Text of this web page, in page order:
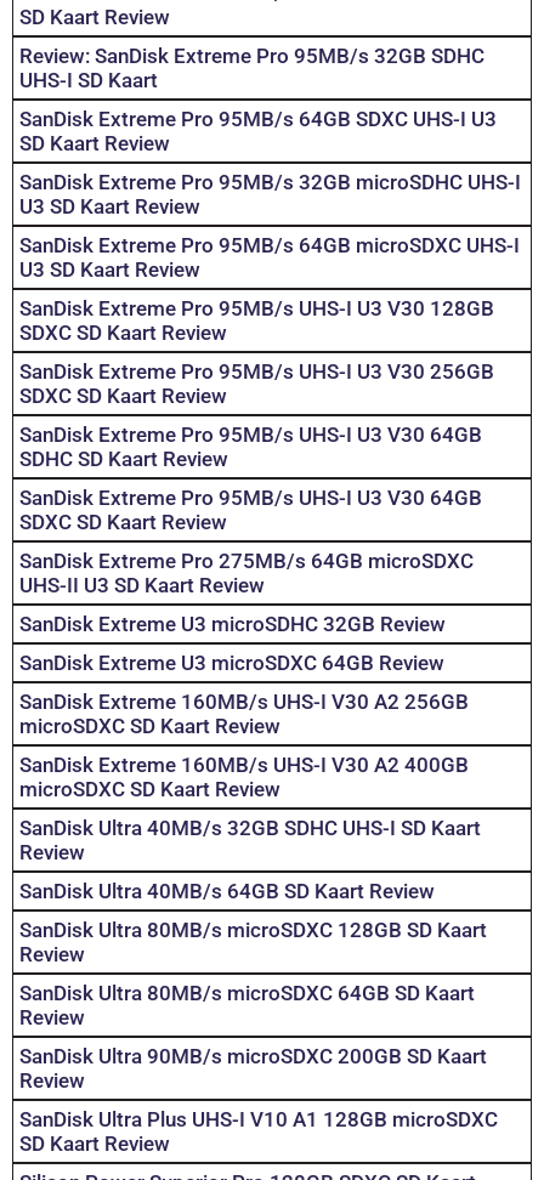
SD Kaart Review
Review: SanDisk Extreme Pro 95MB/s 32GB SDHC
UHS-I SD Kaart
SanDisk Extreme Pro 95MB/s 64GB SDXC UHS-I U3
SD Kaart Review
SanDisk Extreme Pro 95MB/s 32GB microSDHC UHS-I
U3 SD Kaart Review
SanDisk Extreme Pro 95MB/s 64GB microSDXC UHS-I
U3 SD Kaart Review
SanDisk Extreme Pro 95MB/s UHS-I U3 V30 128GB
SDXC SD Kaart Review
SanDisk Extreme Pro 95MB/s UHS-I U3 V30 256GB
SDXC SD Kaart Review
SanDisk Extreme Pro 95MB/s UHS-I U3 V30 64GB
SDHC SD Kaart Review
SanDisk Extreme Pro 95MB/s UHS-I U3 V30 64GB
SDXC SD Kaart Review
SanDisk Extreme Pro 275MB/s 64GB microSDXC
UHS-II U3 SD Kaart Review
SanDisk Extreme U3 microSDHC 32GB Review
SanDisk Extreme U3 microSDXC 64GB Review
SanDisk Extreme 160MB/s UHS-I V30 A2 256GB
microSDXC SD Kaart Review
SanDisk Extreme 160MB/s UHS-I V30 A2 400GB
microSDXC SD Kaart Review
SanDisk Ultra 40MB/s 32GB SDHC UHS-I SD Kaart
Review
SanDisk Ultra 40MB/s 64GB SD Kaart Review
SanDisk Ultra 80MB/s microSDXC 128GB SD Kaart
Review
SanDisk Ultra 80MB/s microSDXC 64GB SD Kaart
Review
SanDisk Ultra 90MB/s microSDXC 200GB SD Kaart
Review
SanDisk Ultra Plus UHS-I V10 A1 128GB microSDXC
SD Kaart Review